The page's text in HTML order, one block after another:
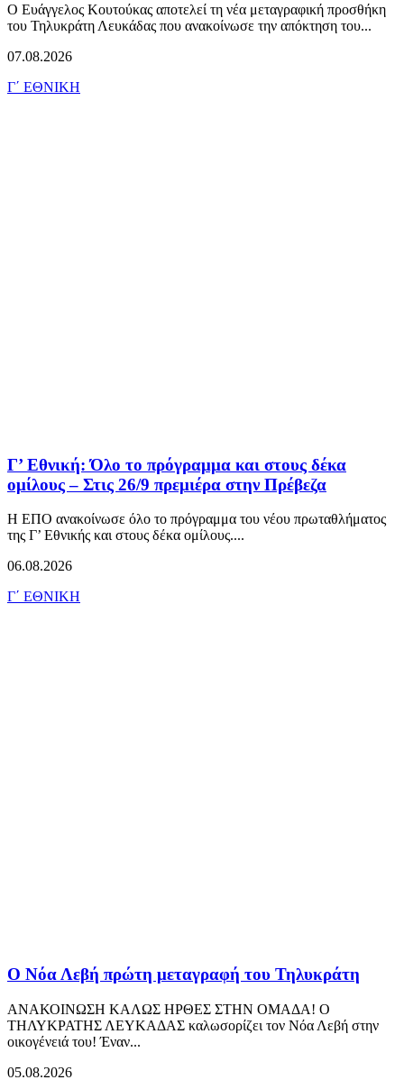
Ο Ευάγγελος Κουτούκας αποτελεί τη νέα μεταγραφική προσθήκη
του Τηλυκράτη Λευκάδας που ανακοίνωσε την απόκτηση του...
07.08.2026
Γ΄ ΕΘΝΙΚΗ
Γ’ Εθνική: Όλο το πρόγραμμα και στους δέκα
ομίλους – Στις 26/9 πρεμιέρα στην Πρέβεζα
Η ΕΠΟ ανακοίνωσε όλο το πρόγραμμα του νέου πρωταθλήματος
της Γ’ Εθνικής και στους δέκα ομίλους....
06.08.2026
Γ΄ ΕΘΝΙΚΗ
Ο Νόα Λεβή πρώτη μεταγραφή του Τηλυκράτη
ΑΝΑΚΟΙΝΩΣΗ ΚΑΛΩΣ ΗΡΘΕΣ ΣΤΗΝ ΟΜΑΔΑ! Ο
ΤΗΛΥΚΡΑΤΗΣ ΛΕΥΚΑΔΑΣ καλωσορίζει τον Νόα Λεβή στην
οικογένειά του! Έναν...
05.08.2026